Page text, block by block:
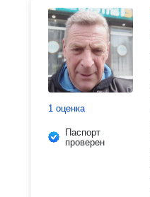
1 оценка
Паспорт
проверен